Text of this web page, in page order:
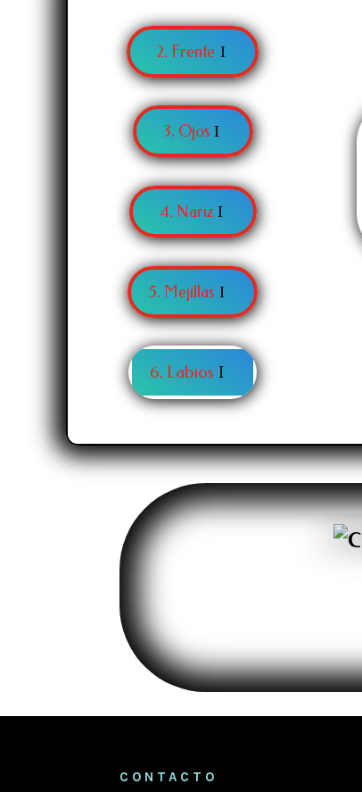
2. Frente
3. Ojos
4. Nariz
5. Mejillas
6. Labios
CONTACTO